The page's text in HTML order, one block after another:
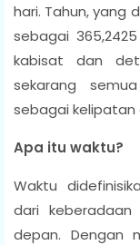
hari. Tahun, yang
sebagai
kabisat dan
sekarang
sebagai kelipatan
Apa itu waktu?
Waktu
dari
depan. Dengan